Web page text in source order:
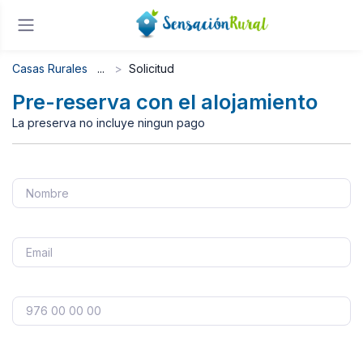
Casas Rurales Solicitud
Pre-reserva con el alojamiento
La preserva no incluye ningun pago